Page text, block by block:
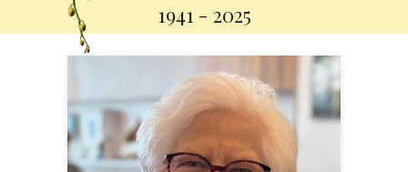
1941 - 2025